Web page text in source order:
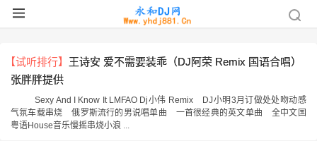
【试听排行】 王诗安 爱不需要装乖（DJ阿荣 Remix 国语合唱）
张胖胖提供
Sexy And I Know It LMFAO Dj小伟 Remix
DJ小明3月订做处处吻动感
气氛车载串烧
俄罗斯流行的男说唱单曲 一首很经典的英文单曲
全中文国
粤语House音乐慢摇串烧小浪 ...